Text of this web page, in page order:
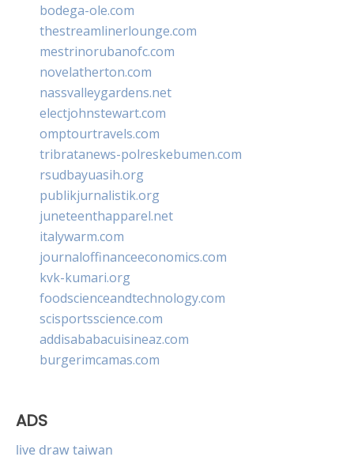
bodega-ole.com
thestreamlinerlounge.com
mestrinorubanofc.com
novelatherton.com
nassvalleygardens.net
electjohnstewart.com
omptourtravels.com
tribratanews-polreskebumen.com
rsudbayuasih.org
publikjurnalistik.org
juneteenthapparel.net
italywarm.com
journaloffinanceeconomics.com
kvk-kumari.org
foodscienceandtechnology.com
scisportsscience.com
addisababacuisineaz.com
burgerimcamas.com
ADS
live draw taiwan